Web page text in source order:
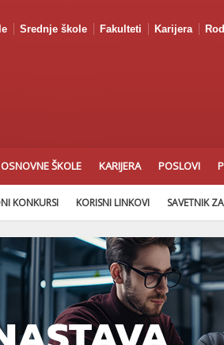
Srednje škole Fakulteti Karijera
OSNOVNE ŠKOLE KARIJERA POSLOVI
KONKURSI KORISNI LINKOVI SAVETNIK